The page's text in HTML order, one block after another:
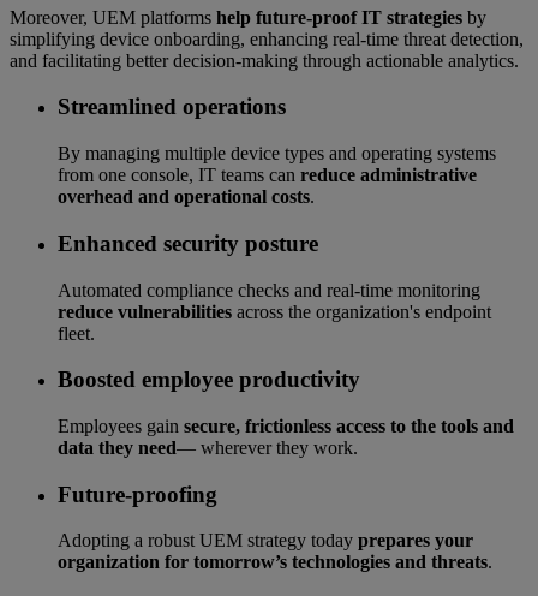
Moreover, UEM platforms help future-proof IT strategies by
simplifying device onboarding, enhancing real-time threat detection,
and facilitating better decision-making through actionable analytics.
Streamlined operations
By managing multiple device types and operating systems
from one console, IT teams can reduce administrative
overhead and operational costs.
Enhanced security posture
Automated compliance checks and real-time monitoring
reduce vulnerabilities across the organization's endpoint
fleet.
Boosted employee productivity
Employees gain secure, frictionless access to the tools and
data they need— wherever they work.
Future-proofing
Adopting a robust UEM strategy today prepares your
organization for tomorrow’s technologies and threats.